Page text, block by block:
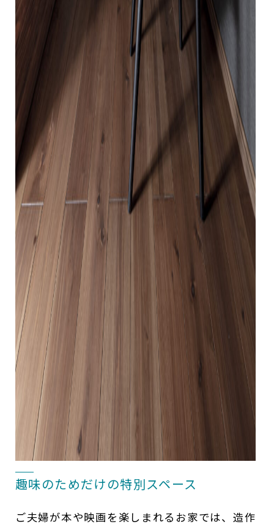
趣味のためだけの特別スペース
ご夫婦が本や映画を楽しまれるお家では、造作